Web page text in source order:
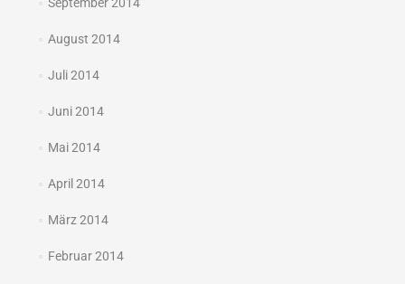
August 2014
Juli 2014
Juni 2014
Mai 2014
April 2014
März 2014
Februar 2014